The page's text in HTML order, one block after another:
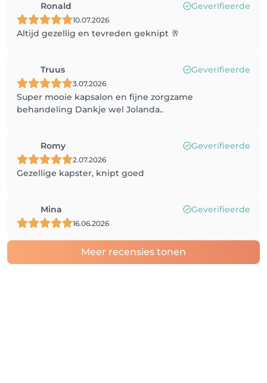
Ronald Geverifieerde
10.07.2026
Altijd gezellig en tevreden geknipt 🥂
Truus Geverifieerde
3.07.2026
Super mooie kapsalon en fijne zorgzame
behandeling Dankje wel Jolanda..
Romy Geverifieerde
2.07.2026
Gezellige kapster, knipt goed
Mina Geverifieerde
16.06.2026
Meer recensies tonen